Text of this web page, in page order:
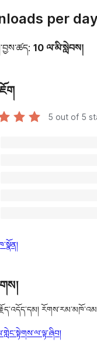
per
10 ལ་མི་སླེབས།
5 out of 5